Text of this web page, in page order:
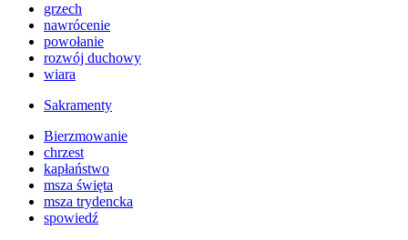
grzech
nawrócenie
powołanie
rozwój duchowy
wiara
Sakramenty
Bierzmowanie
chrzest
kapłaństwo
msza święta
msza trydencka
spowiedź